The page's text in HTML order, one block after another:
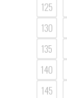
125
130
135
140
145